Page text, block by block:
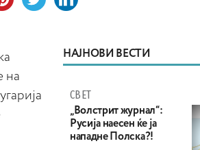
на
НАЈНОВИ ВЕСТИ
СВЕТ
„Волстрит журнал“:
Русија наесен ќе ја
нападне Полска?!